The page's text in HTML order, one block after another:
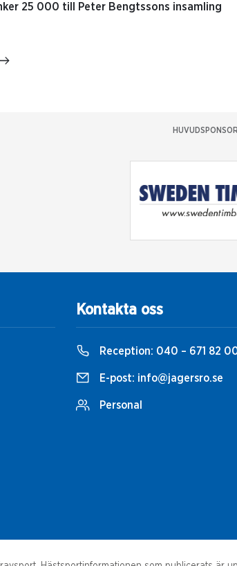
25 000 till Peter Bengtssons insamling
Kontakta oss
Reception: 040 – 671 82
E-post: info@jagersro.se
Personal